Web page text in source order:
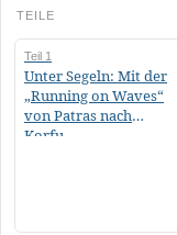
TEILE
Teil 1
Unter Segeln: Mit der
„Running on Waves“
von Patras nach
Korfu